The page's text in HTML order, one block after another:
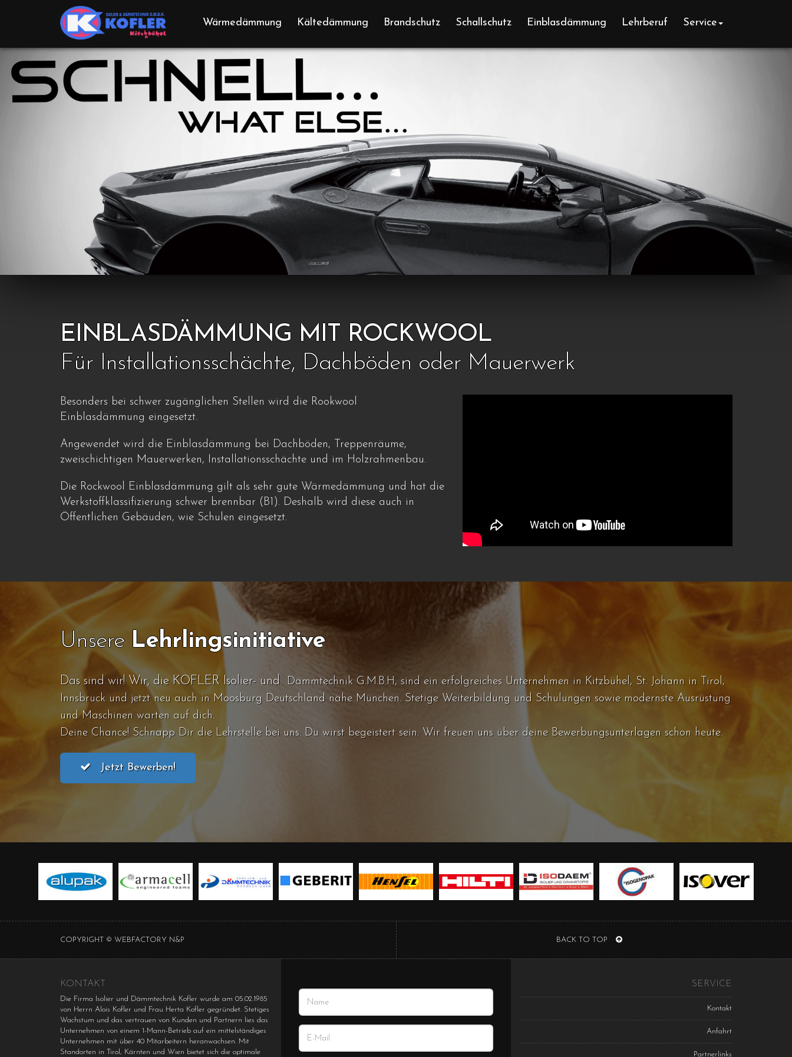
Wärmedämmung Kältedämmung Brandschutz Schallschutz Einblasdämmung Lehrberuf Service
EINBLASDÄMMUNG MIT ROCKWOOL
Für Installationsschächte, Dachböden oder Mauerwerk
Besonders bei schwer zugänglichen Stellen wird die Rookwool
Einblasdämmung eingesetzt.
Angewendet wird die Einblasdämmung bei Dachböden, Treppenräume,
zweischichtigen Mauerwerken, Installationsschächte und im Holzrahmenbau.
Die Rockwool Einblasdämmung gilt als sehr gute Wärmedämmung und hat die
Werkstoffklassifizierung schwer brennbar (B1). Deshalb wird diese auch in
Öffentlichen Gebäuden, wie Schulen eingesetzt.
Unsere Lehrlingsinitiative
Das sind wir! Wir, die KOFLER Isolier- und
Dämmtechnik G.M.B.H, sind ein erfolgreiches Unternehmen in Kitzbühel, St. Johann in Tirol,
Innsbruck und jetzt neu auch in Moosburg Deutschland nähe München. Stetige Weiterbildung und Schulungen sowie modernste Ausrüstung
und Maschinen warten auf dich.
Deine Chance! Schnapp Dir die Lehrstelle bei uns. Du wirst begeistert sein. Wir freuen uns über deine Bewerbungsunterlagen schon heute.
Jetzt Bewerben!
COPYRIGHT © WEBFACTORY N&P BACK TO TOP
KONTAKT
Die Firma Isolier und Dämmtechnik Kofler wurde am 05.02.1985
von Herrn Alois Kofler und Frau Herta Kofler gegründet. Stetiges
Wachstum und das vertrauen von Kunden und Partnern lies das
Unternehmen von einem 1-Mann-Betrieb auf ein mittelständiges
Unternehmen mit über 40 Mitarbeitern heranwachsen. Mit
Standorten in Tirol, Kärnten und Wien bietet sich die optimale
SERVICE
Kontakt
Anfahrt
Partnerlinks